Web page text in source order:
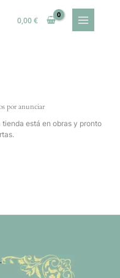
0,00€
por anunciar
está en obras y pronto